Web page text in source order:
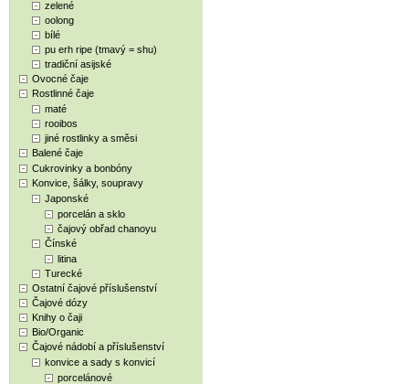
zelené
oolong
bílé
pu erh ripe (tmavý = shu)
tradiční asijské
Ovocné čaje
Rostlinné čaje
maté
rooibos
jiné rostlinky a směsi
Balené čaje
Cukrovinky a bonbóny
Konvice, šálky, soupravy
Japonské
porcelán a sklo
čajový obřad chanoyu
Čínské
litina
Turecké
Ostatní čajové příslušenství
Čajové dózy
Knihy o čaji
Bio/Organic
Čajové nádobí a příslušenství
konvice a sady s konvicí
porcelánové